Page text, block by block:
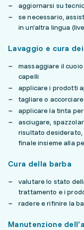
aggiornarsi su
se necessario,
in un’altra lingua
Lavaggio e cura
massaggiare il
capelli
applicare i prodotti
tagliare o
applicare la tinta
asciugare,
risultato
finale insieme alla
Cura della barba
valutare lo stato
trattamento e i
radere e rifinire la
Manutenzione